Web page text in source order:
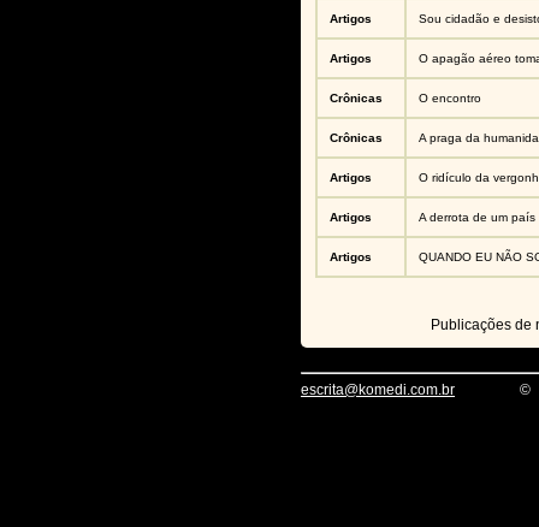
Artigos Sou cidadão e
Artigos O apagão aéreo
Crônicas O encontro
Crônicas A praga da
Artigos O ridículo da
Artigos A derrota de um país
Artigos QUANDO EU NÃO
Publicações de
escrita@komedi.com.br ©